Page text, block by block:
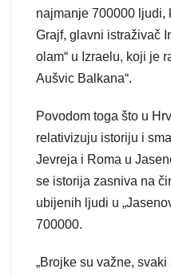
najmanje 700000 ljudi,
Grajf, glavni istraživač
olam“ u Izraelu, koji je
Aušvic Balkana“.
Povodom toga što u
relativizuju istoriju i
Jevreja i Roma u
se istorija zasniva na
ubijenih ljudi u
700000.
„Brojke su važne,